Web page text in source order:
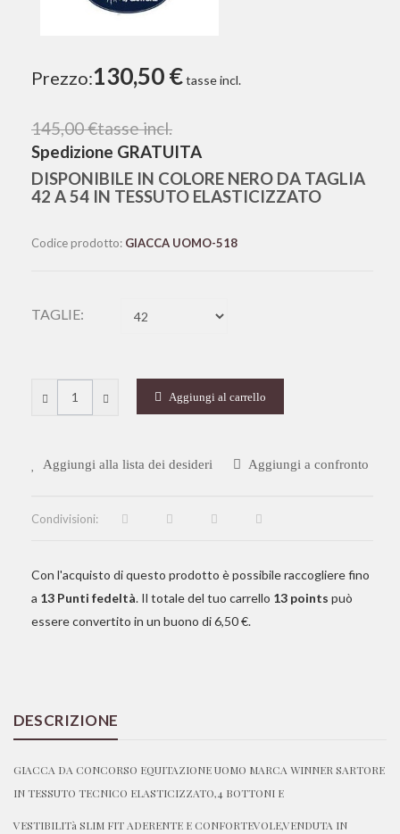
Prezzo:130,50 €tasse incl.
145,00 €tasse incl.
Spedizione GRATUITA
DISPONIBILE IN COLORE NERO DA TAGLIA
42 A 54 IN TESSUTO ELASTICIZZATO
Codice prodotto: GIACCA UOMO-518
TAGLIE:
Aggiungi al carrello
Aggiungi alla lista dei desideri Aggiungi a confronto
Condivisioni:
Con l'acquisto di questo prodotto è possibile raccogliere fino
a 13 Punti fedeltà. Il totale del tuo carrello 13 points può
essere convertito in un buono di6,50 €.
DESCRIZIONE
GIACCA DA CONCORSO EQUITAZIONE UOMO MARCA WINNER SARTORE
IN TESSUTO TECNICO ELASTICIZZATO,4 BOTTONI E
VESTIBILITà SLIM FIT ADERENTE E CONFORTEVOLE,VENDUTA IN